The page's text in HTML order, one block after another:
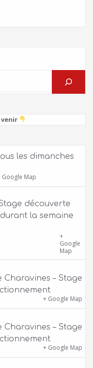
venir
les dimanches
Google Map
découverte
la semaine
+
Google
Map
Charavines – Stage
+ Google Map
Charavines – Stage
+ Google Map